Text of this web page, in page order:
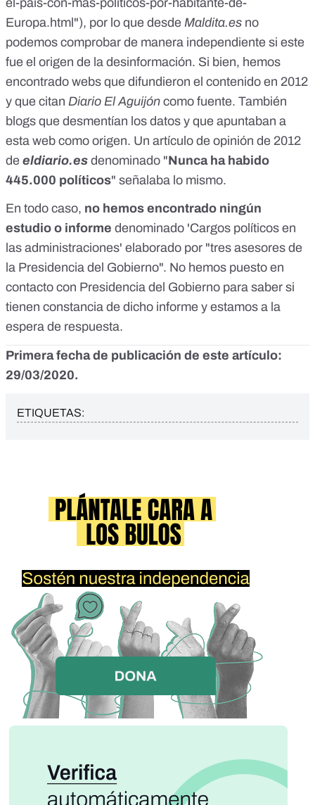
Europa.html"), por lo que desde Maldita.es no
podemos comprobar de manera independiente si este
fue el origen de la desinformación. Si bien, hemos
encontrado webs que difundieron el contenido en 2012
y que citan Diario El Aguijón como fuente. También
blogs que desmentían los datos y que apuntaban a
esta web como origen. Un artículo de opinión de 2012
de eldiario.es denominado "Nunca ha habido
445.000 políticos" señalaba lo mismo.
En todo caso, no hemos encontrado ningún
estudio o informe denominado 'Cargos políticos en
las administraciones' elaborado por "tres asesores de
la Presidencia del Gobierno". No hemos puesto en
contacto con Presidencia del Gobierno para saber si
tienen constancia de dicho informe y estamos a la
espera de respuesta.
Primera fecha de publicación de este artículo:
29/03/2020.
ETIQUETAS: